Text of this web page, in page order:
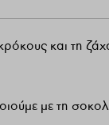
και τη
με τη